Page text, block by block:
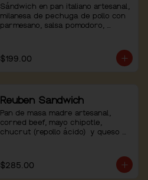
Sándwich en pan italiano artesanal,
milanesa de pechuga de pollo con
parmesano, salsa pomodoro,
$199.00
Reuben Sandwich
Pan de masa madre artesanal,
corned beef, mayo chipotle,
chucrut (repollo ácido)  y queso
$285.00